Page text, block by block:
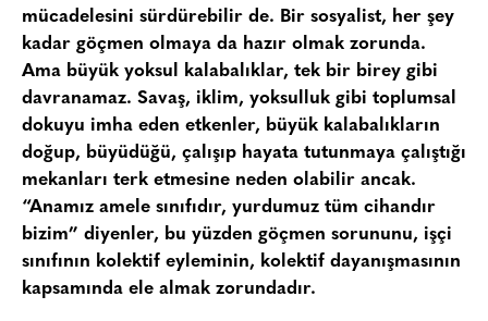
mücadelesini sürdürebilir de. Bir sosyalist, her şey
kadar göçmen olmaya da hazır olmak zorunda.
Ama büyük yoksul kalabalıklar, tek bir birey gibi
davranamaz. Savaş, iklim, yoksulluk gibi toplumsal
dokuyu imha eden etkenler, büyük kalabalıkların
doğup, büyüdüğü, çalışıp hayata tutunmaya çalıştığı
mekanları terk etmesine neden olabilir ancak.
“Anamız amele sınıfıdır, yurdumuz tüm cihandır
bizim” diyenler, bu yüzden göçmen sorununu, işçi
sınıfının kolektif eyleminin, kolektif dayanışmasının
kapsamında ele almak zorundadır.